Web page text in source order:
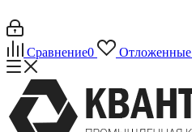
Сравнение0 Отложенные